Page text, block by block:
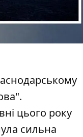
цього року
сильна